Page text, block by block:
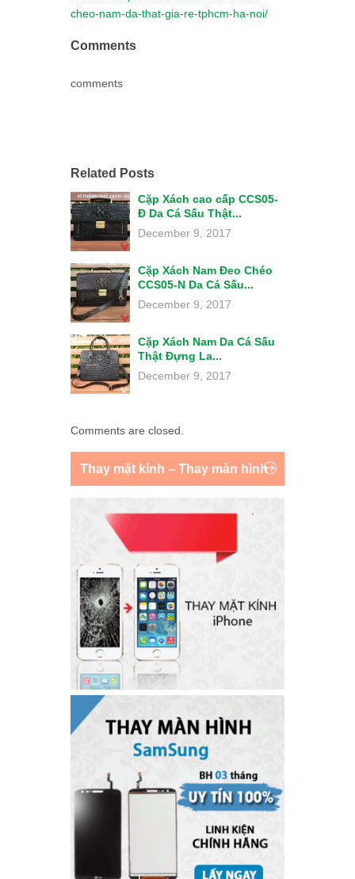
cheo-nam-da-that-gia-re-tphcm-ha-noi/
Comments
comments
Related Posts
Cặp Xách cao cấp CCS05-
Đ Da Cá Sấu Thật...
December 9, 2017
Cặp Xách Nam Đeo Chéo
CCS05-N Da Cá Sấu...
December 9, 2017
Cặp Xách Nam Da Cá Sấu
Thật Đựng La...
December 9, 2017
Comments are closed.
Thay mặt kính – Thay màn hình